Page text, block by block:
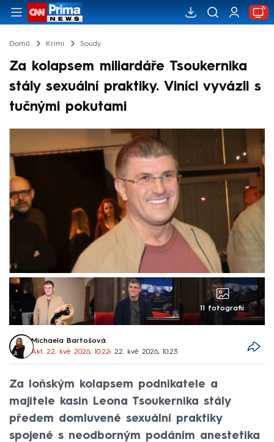
Domů Krimi Soudy
Za kolapsem miliardáře Tsoukernika
stály sexuální praktiky. Viníci vyvázli s
tučnými pokutami
11 fotografií
Michaela Bartošová
Akt. 22. kvě 2026, 10:22• 22. kvě 2026, 10:23
Za loňským kolapsem podnikatele a
majitele kasin Leona Tsoukernika stály
předem domluvené sexuální praktiky
spojené s neodborným podáním anestetika